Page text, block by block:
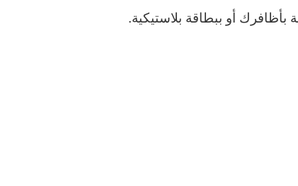
بأظافرك أو ببطاقة بلاستيكية.